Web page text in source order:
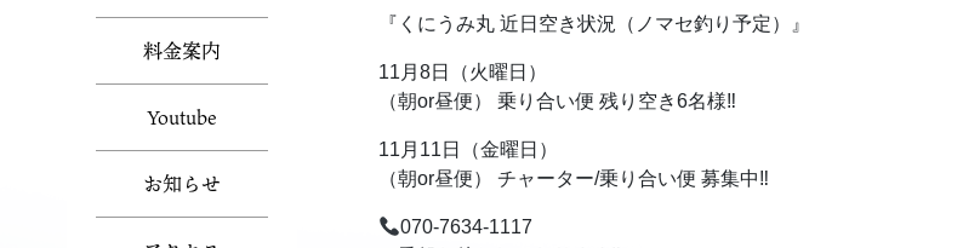
料金案内
Youtube
お知らせ
『くにうみ丸 近日空き状況（ノマセ釣り予定）』
11月8日（火曜日）
（朝or昼便） 乗り合い便 残り空き6名様‼︎
11月11日（金曜日）
（朝or昼便） チャーター/乗り合い便 募集中‼︎
070-7634-1117